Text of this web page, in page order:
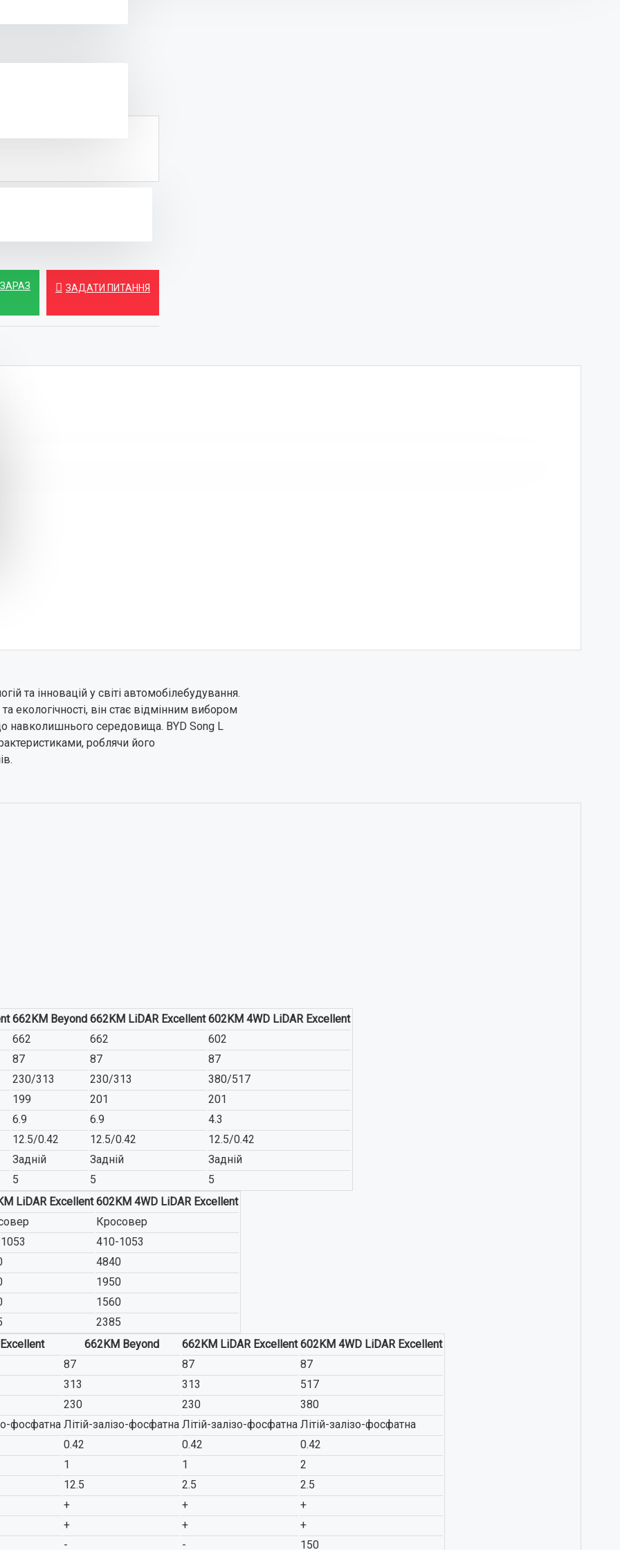
ЗАДАТИ ПИТАННЯ
та інновацій у світі автомобілебудування.
екологічності, він стає відмінним вибором
навколишнього середовища. BYD Song L
роблячи його
662KM Beyond 662KM LiDAR Excellent 602KM 4WD LiDAR Excellent
662 662
602
87 87
87
230/313 230/313
380/517
199 201
201
6.9 6.9
4.3
12.5/0.42 12.5/0.42
12.5/0.42
Задній Задній
Задній
5 5
5
LiDAR Excellent 602KM 4WD LiDAR Excellent
Кросовер
410-1053
4840
1950
1560
2385
662KM Beyond 662KM LiDAR Excellent 602KM 4WD LiDAR Excellent
87 87
87
313 313
517
230 230
380
фосфатна Літій-залізо-фосфатна Літій-залізо-фосфатна Літій-залізо-фосфатна
0.42 0.42
0.42
1 1
2
12.5 2.5
2.5
+ +
+
+ +
+
- - 150